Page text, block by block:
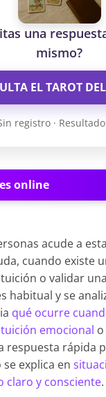
una
mismo?
EL TAROT
registro ·
online
acude a
cuando existe
o validar
habitual y se
qué ocurre
emocional
respuesta rápida
se explica en
claro y consciente.